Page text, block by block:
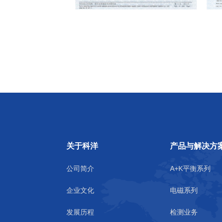
关于科洋
公司简介
企业文化
发展历程
产品与解决方
A+K平衡系列
电磁系列
检测业务